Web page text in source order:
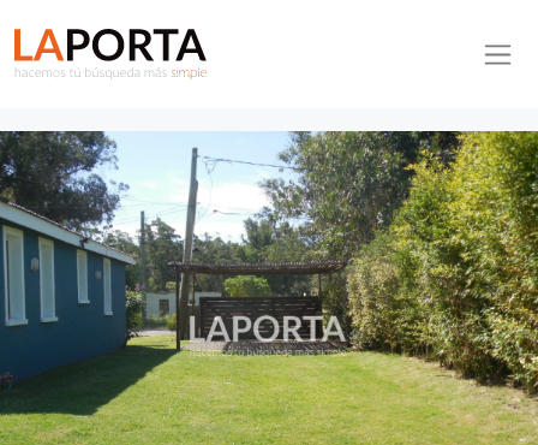
Inicio
Casa ID.136 - Venta de casa en el corazon de la Barra Punta del